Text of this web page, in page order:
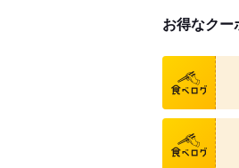
お得なクー
クー
クー